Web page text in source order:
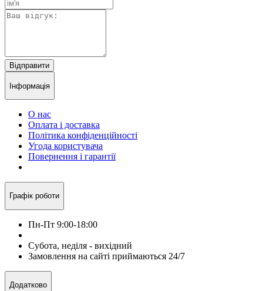
Відправити
Інформація
О нас
Оплата і доставка
Політика конфіденційності
Угода користувача
Повернення і гарантії
Графік роботи
Пн-Пт 9:00-18:00
Субота, неділя - вихідний
Замовлення на сайті приймаються 24/7
Додатково